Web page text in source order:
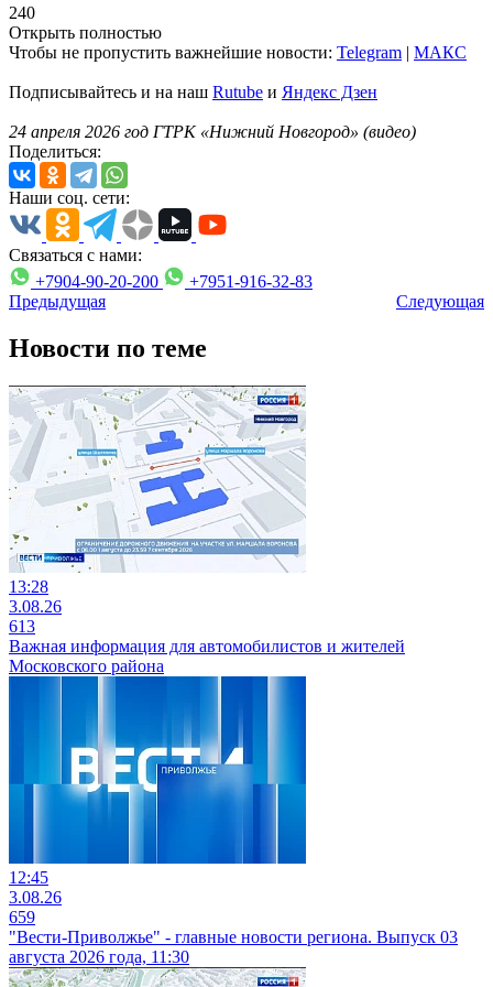
240
Открыть полностью
Чтобы не пропустить важнейшие новости: Telegram | MAКС
Подписывайтесь и на наш Rutube и Яндекс Дзен
24 апреля 2026 год ГТРК «Нижний Новгород» (видео)
Поделиться:
Наши соц. сети:
Связаться с нами:
+7904-90-20-200
+7951-916-32-83
Предыдущая
Следующая
Новости по теме
13:28
3.08.26
613
Важная информация для автомобилистов и жителей
Московского района
12:45
3.08.26
659
"Вести-Приволжье" - главные новости региона. Выпуск 03
августа 2026 года, 11:30